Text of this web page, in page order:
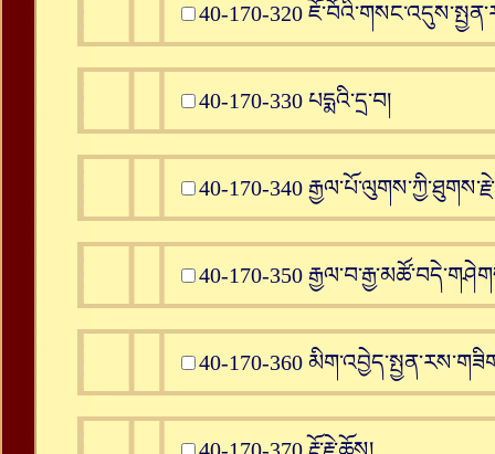
40-170-320
40-170-330 པདྨའི་དྲ་བ།
40-170-340
40-170-350
40-170-360